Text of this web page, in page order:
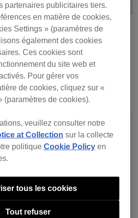
Retour à la liste
Suivant
partenaires publicitaires tiers.
en matière de cookies,
Settings » (paramètres de
également des cookies
Ces cookies sont
du site web et
Pour gérer vos
de cookies, cliquez sur «
(paramètres de cookies).
veuillez consulter notre
at Collection sur la collecte
politique Cookie Policyen
Tout refuser
tous les cookies